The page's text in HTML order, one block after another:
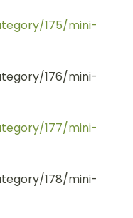
175/mini-
176/mini-
177/mini-
178/mini-